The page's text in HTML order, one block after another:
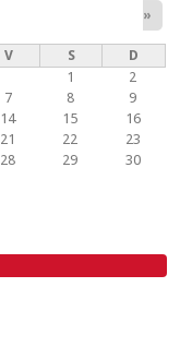
»
V S
D
1
2
7 8
9
14 15
16
21 22
23
28 29
30